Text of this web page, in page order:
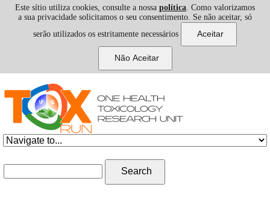
Este sítio utiliza cookies, consulte a nossa política. Como valorizamos
a sua privacidade solicitamos o seu consentimento. Se não aceitar, só
serão utilizados os estritamente necessários
Search form
Search